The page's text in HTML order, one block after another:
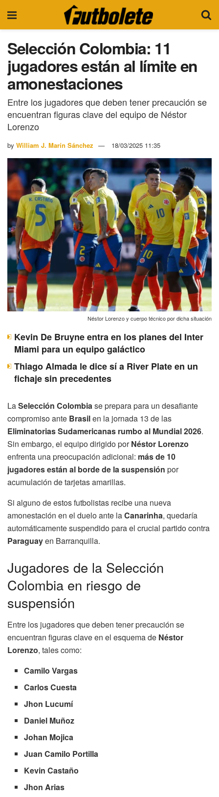
Selección Colombia: 11
jugadores están al límite en
amonestaciones
Entre los jugadores que deben tener precaución se
encuentran figuras clave del equipo de Néstor
Lorenzo
by William J. Marín Sánchez 18/03/2025 11:35
Néstor Lorenzo y cuerpo técnico por dicha situación
Kevin De Bruyne entra en los planes del Inter
Miami para un equipo galáctico
Thiago Almada le dice sí a River Plate en un
fichaje sin precedentes
LaSelección Colombiase prepara para un desafiante
compromiso ante Brasilen la jornada 13 de las
Eliminatorias Sudamericanas rumbo al Mundial 2026.
Sin embargo, el equipo dirigido porNéstor Lorenzo
enfrenta una preocupación adicional: más de 10
jugadores están al borde de la suspensión por
acumulación de tarjetas amarillas.
Si alguno de estos futbolistas recibe una nueva
amonestación en el duelo ante laCanarinha, quedaría
automáticamente suspendido para el crucial partido contra
Paraguayen Barranquilla.
Jugadores de la Selección
Colombia en riesgo de
suspensión
Entre los jugadores que deben tener precaución se
encuentran figuras clave en el esquema de Néstor
Lorenzo, tales como:
Camilo Vargas
Carlos Cuesta
Jhon Lucumí
Daniel Muñoz
Johan Mojica
Juan Camilo Portilla
Kevin Castaño
Jhon Arias